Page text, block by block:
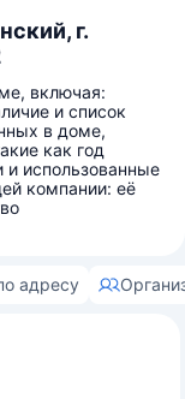
г.
включая:
и список
в доме,
как год
и использованные
компании: её
адресу